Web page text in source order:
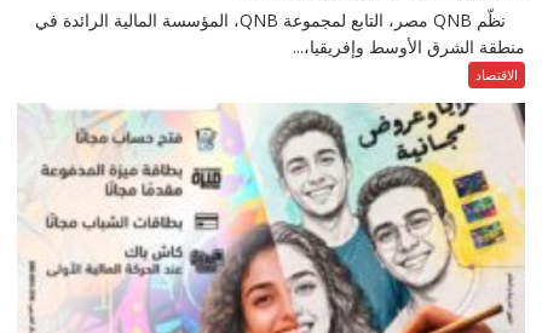
نظّم QNB مصر، التابع لمجموعة QNB، المؤسسة المالية الرائدة في
منطقة الشرق الأوسط وإفريقيا،...
الاقتصاد